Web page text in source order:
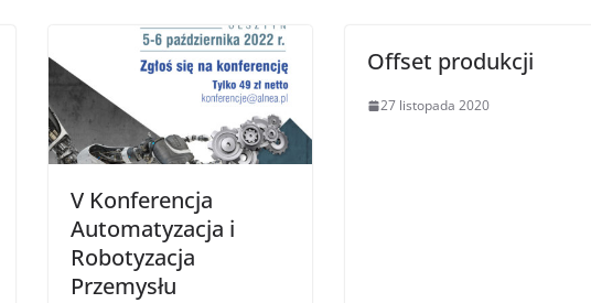
V Konferencja
Automatyzacja i
Robotyzacja
Przemysłu
Offset produkcji
27 listopada 2020